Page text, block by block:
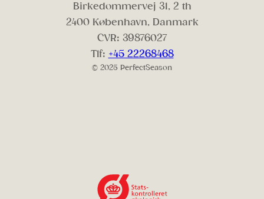
Birkedommervej 31, 2 th
2400 København, Danmark
CVR: 39876027
Tlf: +45 22268468
© 2025 PerfectSeason